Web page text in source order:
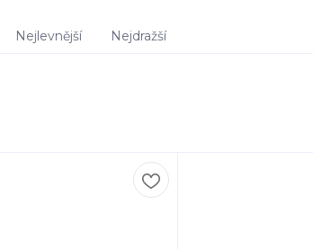
Nejlevnější Nejdražší